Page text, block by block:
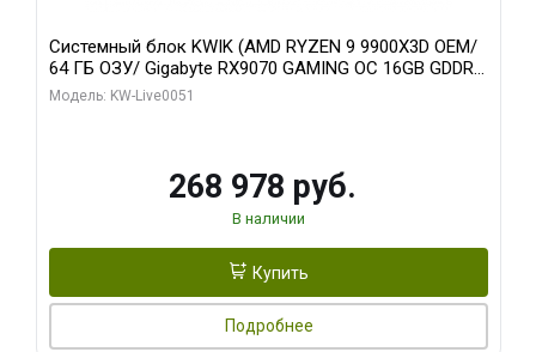
Системный блок KWIK (AMD RYZEN 9 9900X3D OEM/
64 ГБ ОЗУ/ Gigabyte RX9070 GAMING OC 16GB GDDR6
256bit 2xDP 2xH/ 960 ГБ SSD)
Модель: KW-Live0051
268 978 руб.
В наличии
Купить
Подробнее